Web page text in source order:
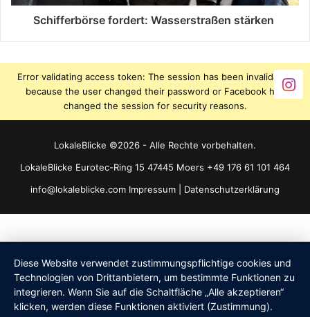
Schifferbörse fordert: Wasserstraßen stärken
Error validating access token: The session has been invalidated
because the user changed their password or Facebook has
changed the session for security reasons.
LokaleBlicke ©2026 - Alle Rechte vorbehalten.
LokaleBlicke Eurotec-Ring 15 47445 Moers +49 176 61 101 464
info@lokaleblicke.com Impressum Datenschutzerklärung
Diese Website verwendet zustimmungspflichtige cookies und
Technologien von Drittanbietern, um bestimmte Funktionen zu
integrieren. Wenn Sie auf die Schaltfläche „Alle akzeptieren“
klicken, werden diese Funktionen aktiviert (Zustimmung).